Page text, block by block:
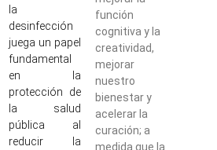
la
desinfección
juega un papel
fundamental
en la
protección de
la salud
pública al
reducir la
función
cognitiva y la
creatividad,
mejorar
nuestro
bienestar y
acelerar la
curación; a
medida que la